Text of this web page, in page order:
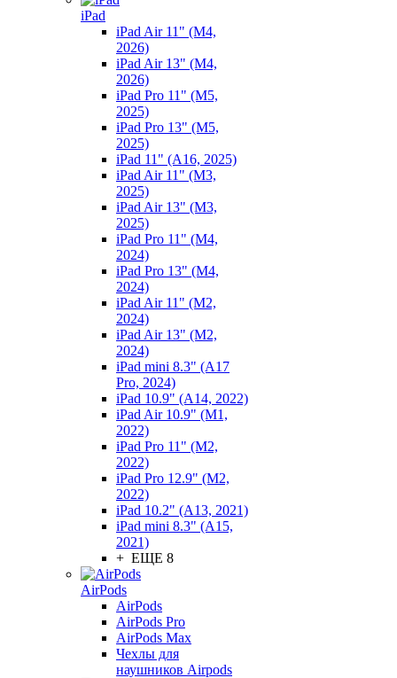
iPad
iPad Air 11" (M4,
2026)
iPad Air 13" (M4,
2026)
iPad Pro 11" (M5,
2025)
iPad Pro 13" (M5,
2025)
iPad 11" (A16, 2025)
iPad Air 11" (M3,
2025)
iPad Air 13" (M3,
2025)
iPad Pro 11" (M4,
2024)
iPad Pro 13" (M4,
2024)
iPad Air 11" (M2,
2024)
iPad Air 13" (M2,
2024)
iPad mini 8.3" (A17
Pro, 2024)
iPad 10.9" (A14, 2022)
iPad Air 10.9" (M1,
2022)
iPad Pro 11" (M2,
2022)
iPad Pro 12.9" (M2,
2022)
iPad 10.2" (A13, 2021)
iPad mini 8.3" (A15,
2021)
+ ЕЩЕ 8
AirPods
AirPods
AirPods Pro
AirPods Max
Чехлы для
наушников Airpods